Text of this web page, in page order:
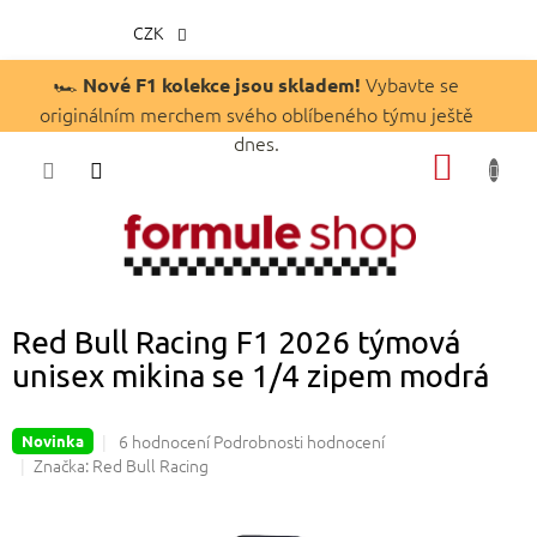
obsah
🏎️ Nové F1 kolekce jsou skladem! Vybavte se
originálním merchem svého oblíbeného týmu ještě
dnes.
CZK
Red Bull Racing F1 2026 týmová
unisex mikina se 1/4 zipem modrá
Novinka
Průměrné
hodnocení
6 hodnoceníPodrobnosti hodnocení
Značka: Red Bull Racing